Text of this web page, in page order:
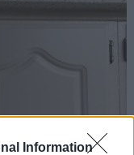
Information